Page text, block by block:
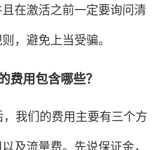
在激活之前一定要询问清
，避免上当受骗。
费用包含哪些？
我们的费用主要有三个方
及流量费。先说保证金，